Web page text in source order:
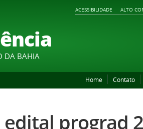
ACESSIBILIDADE ALTO
DA BAHIA
Home Contato
prograd